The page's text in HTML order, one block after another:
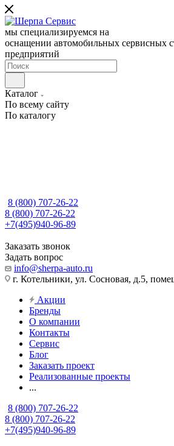
мы специализируемся на
оснащении автомобильных сервисных
предприятий
Каталог
По всему сайту
По каталогу
8 (800) 707-26-22
8 (800) 707-26-22
+7(495)940-96-89
Заказать звонок
Задать вопрос
info@sherpa-auto.ru
г. Котельники, ул. Сосновая, д.5,
Акции
Бренды
О компании
Контакты
Сервис
Блог
Заказать проект
Реализованные проекты
...
8 (800) 707-26-22
8 (800) 707-26-22
+7(495)940-96-89